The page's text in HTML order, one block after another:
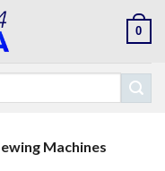
0
Machines